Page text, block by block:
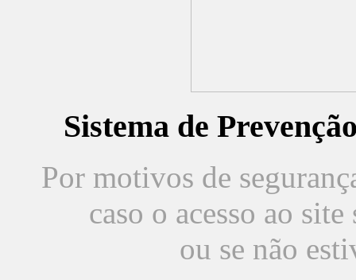
Sistema de
Por motivos de
caso o acesso ao
ou se não